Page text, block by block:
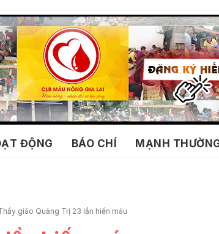
ĐỘNG BÁO CHÍ MẠNH
giáo Quảng Trị 23 lần hiến máu